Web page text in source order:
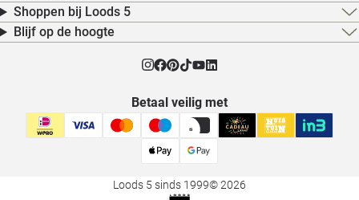
Shoppen bij Loods 5
Blijf op de hoogte
Betaal veilig met
Loods 5 sinds 1999© 2026